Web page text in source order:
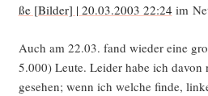
ße [Bil­der] | 20.03.2003 22:24 im
Auch am 22.03. fand wie­der eine
5.000) Leu­te. Lei­der habe ich
gese­hen; wenn ich wel­che fin­de,